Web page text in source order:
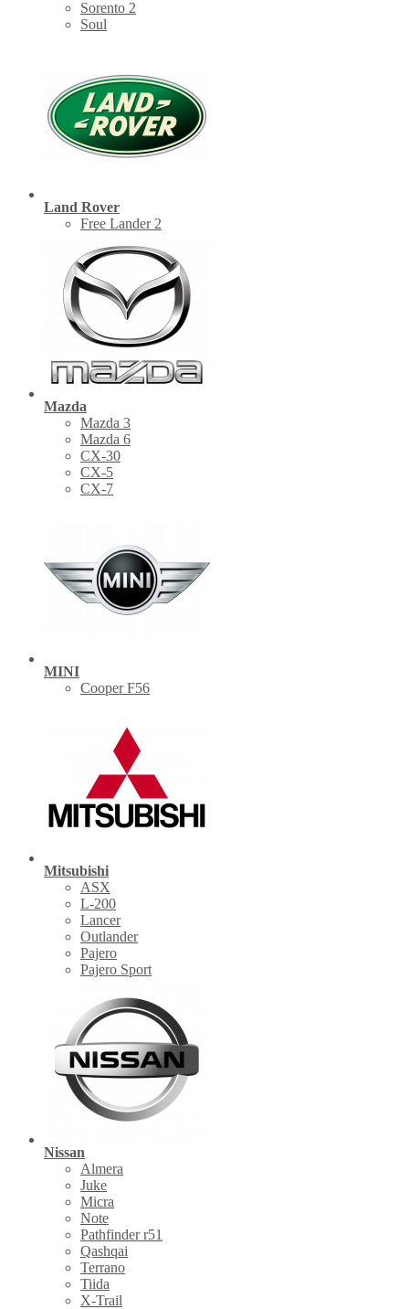
Sorento 2
Soul
Land Rover
Free Lander 2
Mazda
Mazda 3
Mazda 6
CX-30
СХ-5
CX-7
MINI
Cooper F56
Mitsubishi
ASX
L-200
Lancer
Outlander
Pajero
Pajero Sport
Nissan
Almera
Juke
Micra
Note
Pathfinder r51
Qashqai
Terrano
Tiida
X-Trail